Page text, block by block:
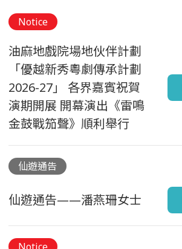
工作機會
Tender
仙遊通告
Notice
油麻地戲院場地伙伴計劃
「優越新秀粵劇傳承計劃
2026-27」 各界嘉賓祝賀
演期開展 開幕演出《雷鳴
金鼓戰笳聲》順利舉行
仙遊通告
仙遊通告——潘燕珊女士